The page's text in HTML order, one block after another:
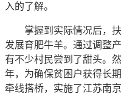
入的了解。
掌握到实际情况后，扶
发展育肥牛羊。通过调整
有不少村民尝到了甜头。
年，为确保贫困户获得长
牵线搭桥，实施了江苏南